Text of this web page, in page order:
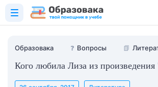
Образовака ❓ Вопросы 📗
Кого любила Лиза из